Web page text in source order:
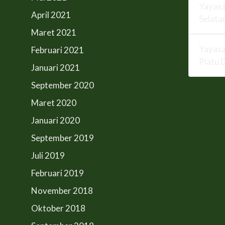
April 2021
Maret 2021
Februari 2021
Januari 2021
September 2020
Maret 2020
Januari 2020
September 2019
Juli 2019
Februari 2019
November 2018
Oktober 2018